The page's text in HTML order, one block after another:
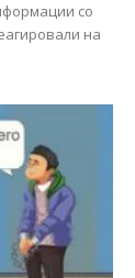
со
на